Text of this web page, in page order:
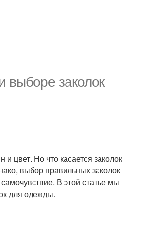
выборе заколок
цвет. Но что касается заколок
выбор правильных заколок
В этой статье мы
для одежды.